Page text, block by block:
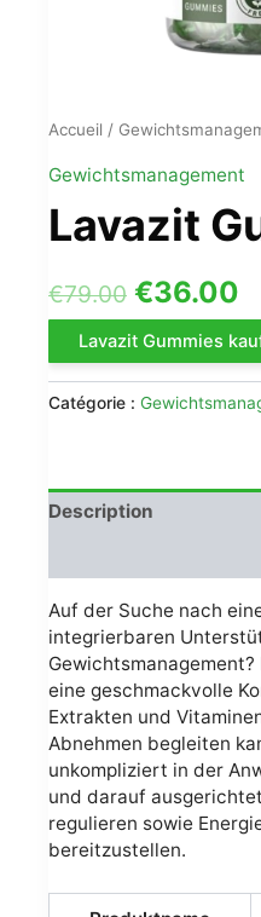
Accueil /
Gewichtsmanagement
Lavazit
€79.00 Le
prix
initial
était :
€36.00
Lavazit Gummies
Catégorie :
Description
Auf der Suche nach
integrierbaren
eine geschmackvolle
Extrakten und
Abnehmen begleiten
unkompliziert in der
und darauf
regulieren sowie
bereitzustellen.